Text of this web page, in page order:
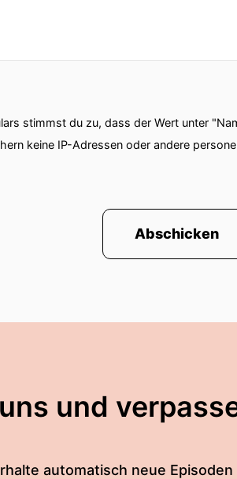
stimmst du zu, dass der Wert unter
keine IP-Adressen oder andere
Abschicken
und
automatisch neue